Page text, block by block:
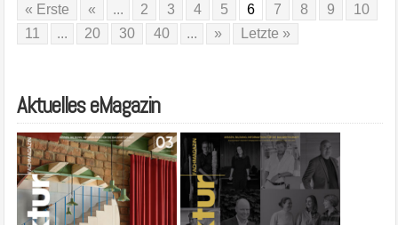
« Erste « ... 2 3 4 5 6 7 8 9
10
11
... 20 30 40 ... » Letzte »
Aktuelles eMagazin